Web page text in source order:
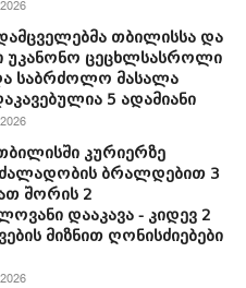
თბილისსა და
უკანონო ცეცხლსასროლი
საბრძოლო მასალა
5 ადამიანი
კურიერზე
ბრალდებით 3
შორის 2
დააკავა - კიდევ 2
მიზნით ღონისძიებები